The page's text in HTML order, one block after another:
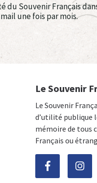
du Souvenir Français
mail une fois par mois.
Le Souvenir
Le Souvenir
d’utilité publique
mémoire de tous
Français ou